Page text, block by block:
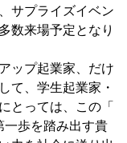
サプライズイベン
数来場予定となり
ップ起業家、だけ
て、学生起業家・
とっては、この「
一歩を踏み出す貴